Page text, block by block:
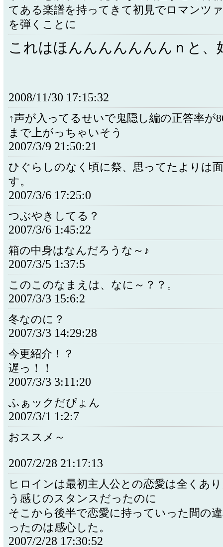
てある楽譜を持ってきて初見でロマンツ
を弾くことに
これはほんんんんんんんｎと、
2008/11/30 17:15:32
↑声が入ってるせいで鬼隠し編の正答率が
まで上がっちゃいそう
2007/3/9 21:50:21
ひぐらしのなく頃に祭、思ってたよりは
す。
2007/3/6 17:25:0
つぶやきしてる？
2007/3/6 1:45:22
箱の中身はなんだろうな～♪
2007/3/5 1:37:5
このこのなまえは、なに～？？。
2007/3/3 15:6:2
冬なのに？
2007/3/3 14:29:28
今更紹介！？
遅っ！！
2007/3/3 3:11:20
ふぁックだぴょん
2007/3/1 1:2:7
おススメ～
2007/2/28 21:17:13
ヒロインは最初主人公との恋愛は全くあ
う感じのスタンスだったのに
そこから後半で恋愛に持っていった間の
ったのは感心した。
2007/2/28 17:30:52